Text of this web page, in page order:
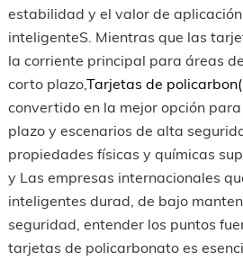
estabilidad y el valor de
inteligenteS. Mientras que las
la corriente principal para áreas
corto plazo,Tarjetas de
convertido en la mejor opción
plazo y escenarios de alta
propiedades físicas y químicas
y Las empresas internacionales
inteligentes durad, de bajo
seguridad, entender los puntos
tarjetas de policarbonato es